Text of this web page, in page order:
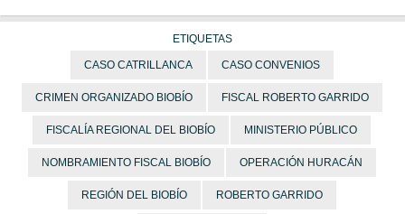
ETIQUETAS
CASO CATRILLANCA CASO CONVENIOS
CRIMEN ORGANIZADO BIOBÍO FISCAL ROBERTO GARRIDO
FISCALÍA REGIONAL DEL BIOBÍO MINISTERIO PÚBLICO
NOMBRAMIENTO FISCAL BIOBÍO OPERACIÓN HURACÁN
REGIÓN DEL BIOBÍO ROBERTO GARRIDO